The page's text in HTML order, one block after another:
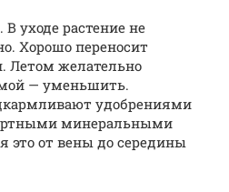
уходе растение не
Хорошо переносит
Летом желательно
— уменьшить.
удобрениями
минеральными
это от вены до середины